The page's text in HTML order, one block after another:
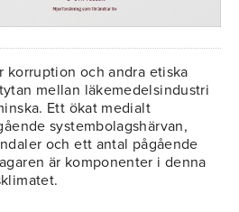
korruption och andra etiska
mellan läkemedelsindustri
Ett ökat medialt
systembolagshärvan,
och ett antal pågående
är komponenter i denna